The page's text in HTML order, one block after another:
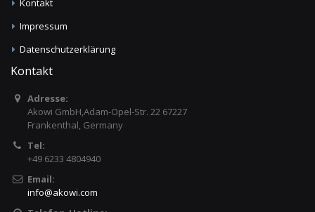
Kontakt
Impressum
Datenschutzerklärung
Kontakt
Adresse:
Akowi GmbH,Adam-Opel-Str. 22 67227
Frankenthal, Germany
Tel:
+49 6233 4804940
Email:
info@akowi.com